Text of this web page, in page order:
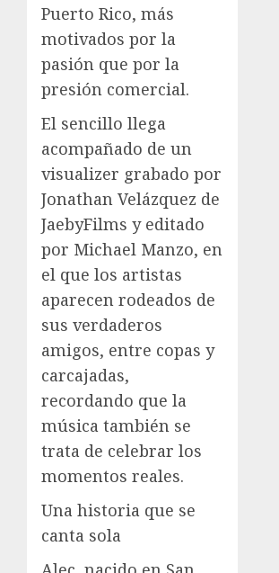
Puerto Rico, más
motivados por la
pasión que por la
presión comercial.
El sencillo llega
acompañado de un
visualizer grabado por
Jonathan Velázquez de
JaebyFilms y editado
por Michael Manzo, en
el que los artistas
aparecen rodeados de
sus verdaderos
amigos, entre copas y
carcajadas,
recordando que la
música también se
trata de celebrar los
momentos reales.
Una historia que se
canta sola